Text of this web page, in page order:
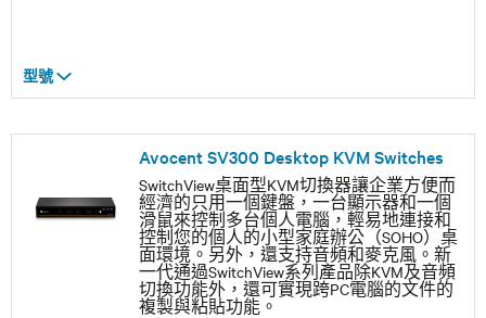
型號
Avocent SV300 Desktop KVM Switches
SwitchView桌面型KVM切換器讓企業方便而
經濟的只用一個鍵盤，一台顯示器和一個
滑鼠來控制多台個人電腦，輕易地連接和
控制您的個人的小型家庭辦公（SOHO）桌
面環境。另外，還支持音頻和麥克風。新
一代通過SwitchView系列產品除KVM及音頻
切換功能外，還可實現跨PC電腦的文件的
複製與粘貼功能。